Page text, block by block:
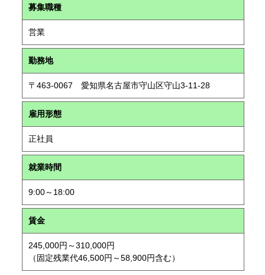
募集職種
営業
勤務地
〒463-0067 愛知県名古屋市守山区守山3-11-28
雇用形態
正社員
就業時間
9:00～18:00
賃金
245,000円～310,000円
（固定残業代46,500円～58,900円含む）